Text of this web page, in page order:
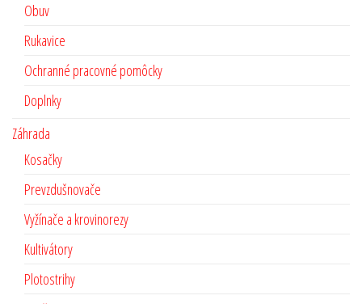
Obuv
Rukavice
Ochranné pracovné pomôcky
Doplnky
Záhrada
Kosačky
Prevzdušnovače
Vyžínače a krovinorezy
Kultivátory
Plotostrihy